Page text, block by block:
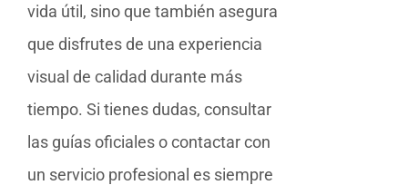
vida útil, sino que también asegura
que disfrutes de una experiencia
visual de calidad durante más
tiempo. Si tienes dudas, consultar
las guías oficiales o contactar con
un servicio profesional es siempre